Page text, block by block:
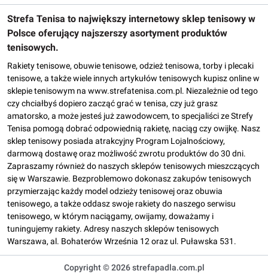
Strefa Tenisa to największy internetowy sklep tenisowy w
Polsce oferujący najszerszy asortyment produktów
tenisowych.
Rakiety tenisowe, obuwie tenisowe, odzież tenisowa, torby i plecaki
tenisowe, a także wiele innych artykułów tenisowych kupisz online w
sklepie tenisowym na www.strefatenisa.com.pl. Niezależnie od tego
czy chciałbyś dopiero zacząć grać w tenisa, czy już grasz
amatorsko, a może jesteś już zawodowcem, to specjaliści ze Strefy
Tenisa pomogą dobrać odpowiednią rakietę, naciąg czy owijkę. Nasz
sklep tenisowy posiada atrakcyjny Program Lojalnościowy,
darmową dostawę oraz możliwość zwrotu produktów do 30 dni.
Zapraszamy również do naszych sklepów tenisowych mieszczących
się w Warszawie. Bezproblemowo dokonasz zakupów tenisowych
przymierzając każdy model odzieży tenisowej oraz obuwia
tenisowego, a także oddasz swoje rakiety do naszego serwisu
tenisowego, w którym naciągamy, owijamy, doważamy i
tuningujemy rakiety. Adresy naszych sklepów tenisowych
Warszawa, al. Bohaterów Września 12 oraz ul. Puławska 531.
Copyright © 2026 strefapadla.com.pl